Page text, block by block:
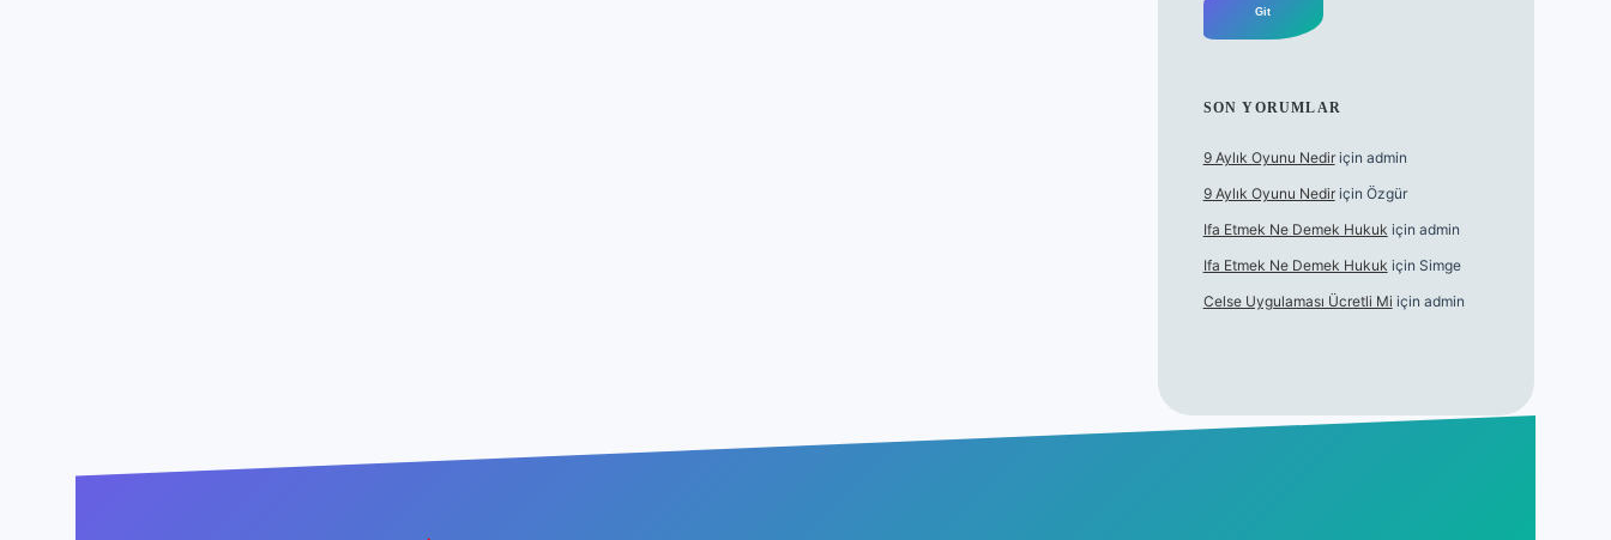
SON YORUMLAR
9 Aylık Oyunu Nediriçin admin
9 Aylık Oyunu Nediriçin Özgür
Ifa Etmek Ne Demek Hukuk için admin
Ifa Etmek Ne Demek Hukuk için Simge
Celse Uygulaması Ücretli Mi için admin